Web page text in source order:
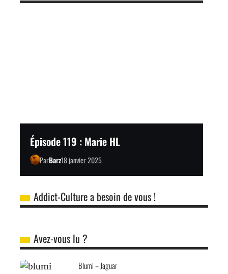
Épisode 119 : Marie HL
ParBarz18 janvier 2025
Addict-Culture a besoin de vous !
Avez-vous lu ?
Blumi – Jaguar